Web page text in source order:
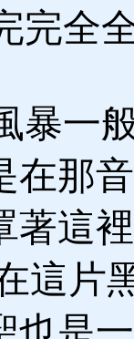
全
一
在那
著這
這片